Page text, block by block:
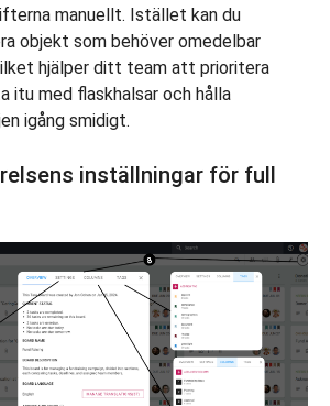
manuellt. Istället kan du
objekt som behöver omedelbar
hjälper ditt team att prioritera
itu med flaskhalsar och hålla
igång smidigt.
inställningar för full